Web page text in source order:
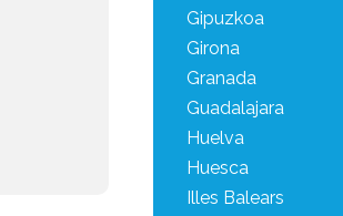
Gipuzkoa
Girona
Granada
Guadalajara
Huelva
Huesca
Illes Balears